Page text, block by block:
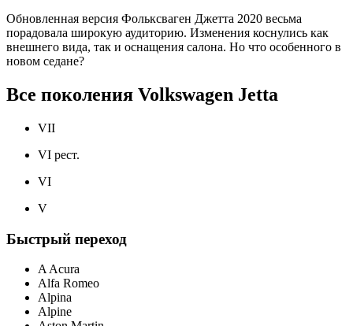
Обновленная версия Фольксваген Джетта 2020 весьма
порадовала широкую аудиторию. Изменения коснулись как
внешнего вида, так и оснащения салона. Но что особенного в
новом седане?
Все поколения Volkswagen Jetta
VII
VI рест.
VI
V
Быстрый переход
A Acura
Alfa Romeo
Alpina
Alpine